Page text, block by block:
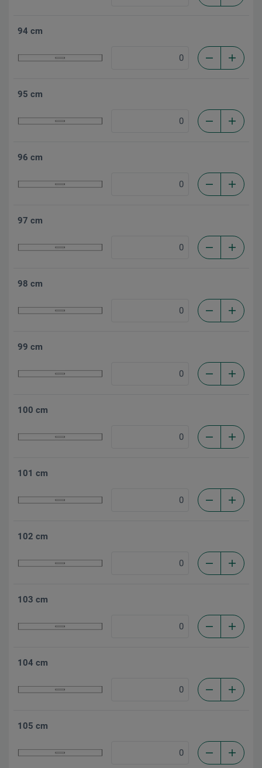
94 cm
95 cm
96 cm
97 cm
98 cm
99 cm
100 cm
101 cm
102 cm
103 cm
104 cm
105 cm